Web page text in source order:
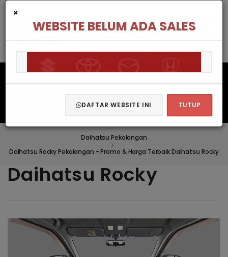
×
WEBSITE BELUM ADA SALES
DAFTAR WEBSITE INI TUTUP
DAIHATSU ROCKY
PEKALONGAN
Daihatsu Pekalongan
Daihatsu Rocky Pekalongan - Promo & Harga Terbaik Daihatsu Rocky
Daihatsu Rocky